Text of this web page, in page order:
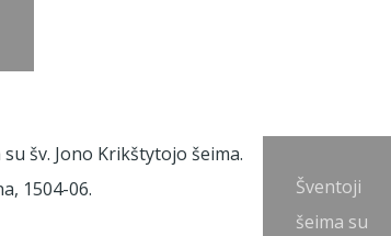
Šventoji
šeima su